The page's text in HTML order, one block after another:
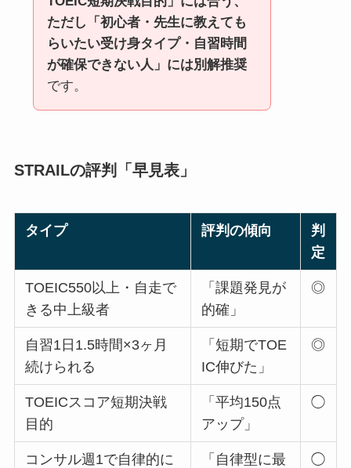
ただし「初心者・先生に教えても
らいたい受け身タイプ・自習時間
が確保できない人」には別解推奨
です。
STRAILの評判「早見表」
タイプ 評判の傾向
判
定
TOEIC550以上・自走で
きる中上級者
「課題発見が
的確」
◎
自習1日1.5時間×3ヶ月
続けられる
「短期でTOE
IC伸びた」
◎
TOEICスコア短期決戦
目的
「平均150点
アップ」
◯
コンサル週1で自律的に
「自律型に最
◯